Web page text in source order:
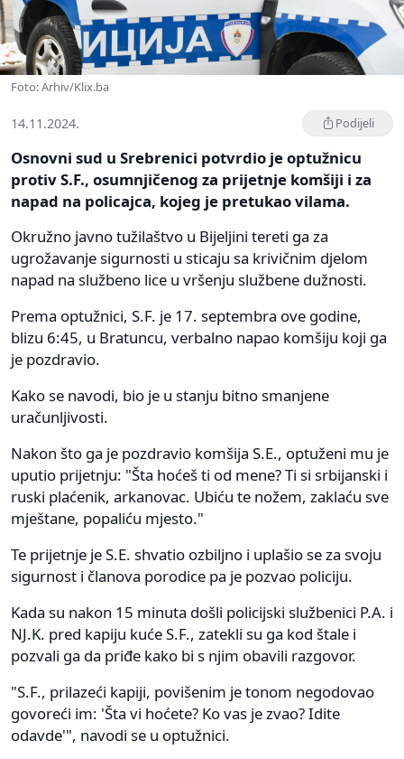
Foto: Arhiv/Klix.ba
14.11.2024. Podijeli
Osnovni sud u Srebrenici potvrdio je optužnicu
protiv S.F., osumnjičenog za prijetnje komšiji i za
napad na policajca, kojeg je pretukao vilama.
Okružno javno tužilaštvo u Bijeljini tereti ga za
ugrožavanje sigurnosti u sticaju sa krivičnim djelom
napad na službeno lice u vršenju službene dužnosti.
Prema optužnici, S.F. je 17. septembra ove godine,
blizu 6:45, u Bratuncu, verbalno napao komšiju koji ga
je pozdravio.
Kako se navodi, bio je u stanju bitno smanjene
uračunljivosti.
Nakon što ga je pozdravio komšija S.E., optuženi mu je
uputio prijetnju: "Šta hoćeš ti od mene? Ti si srbijanski i
ruski plaćenik, arkanovac. Ubiću te nožem, zaklaću sve
mještane, popaliću mjesto."
Te prijetnje je S.E. shvatio ozbiljno i uplašio se za svoju
sigurnost i članova porodice pa je pozvao policiju.
Kada su nakon 15 minuta došli policijski službenici P.A. i
NJ.K. pred kapiju kuće S.F., zatekli su ga kod štale i
pozvali ga da priđe kako bi s njim obavili razgovor.
"S.F., prilazeći kapiji, povišenim je tonom negodovao
govoreći im: 'Šta vi hoćete? Ko vas je zvao? Idite
odavde'", navodi se u optužnici.